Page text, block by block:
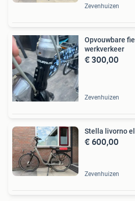
Zevenhuizen
Opvouwbare
werkverkeer
€ 300,00
Zevenhuizen
Stella livorno
€ 600,00
Zevenhuizen